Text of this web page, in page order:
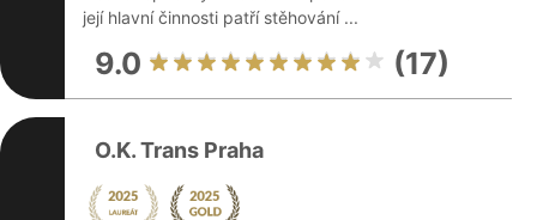
její hlavní činnosti patří stěhování ...
9.0 (17)
O.K. Trans Praha